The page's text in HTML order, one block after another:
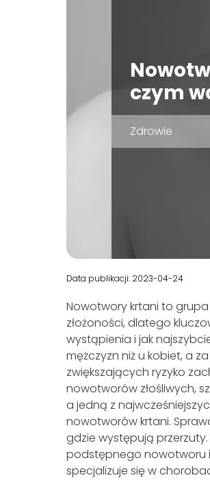
czym
Zdrowie
Data publikacji: 2023-04-24
Nowotwory krtani to
złożoności, dlatego
wystąpienia i jak
mężczyzn niż u kobiet, a
zwiększających ryzyko
nowotworów złośliwych,
a jedną z
nowotworów krtani.
gdzie występują
podstępnego nowotworu i
specjalizuje się w